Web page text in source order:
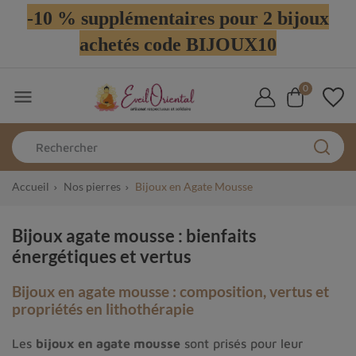
-10 % supplémentaires pour 2 bijoux
achetés code BIJOUX10
 0
Accueil Nos pierres Bijoux en Agate Mousse
Bijoux agate mousse : bienfaits
énergétiques et vertus
Bijoux en agate mousse : composition, vertus et
propriétés en lithothérapie
Les bijoux en agate mousse sont prisés pour leur